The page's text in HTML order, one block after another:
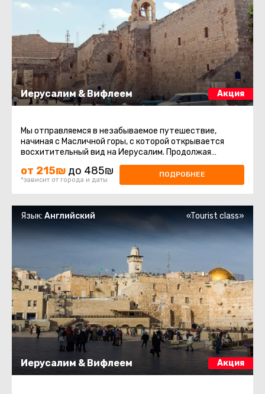
Иерусалим & Вифлеем Акция
Мы отправляемся в незабываемое путешествие,
начиная с Масличной горы, с которой открывается
восхитительный вид на Иерусалим. Продолжая
восхождение на гору Сион, мы ...
от 215₪ до 485₪
*зависит от города и даты
ПОДРОБНЕЕ
Иерусалим & Вифлеем Акция
Язык:Английский «Tourist class»